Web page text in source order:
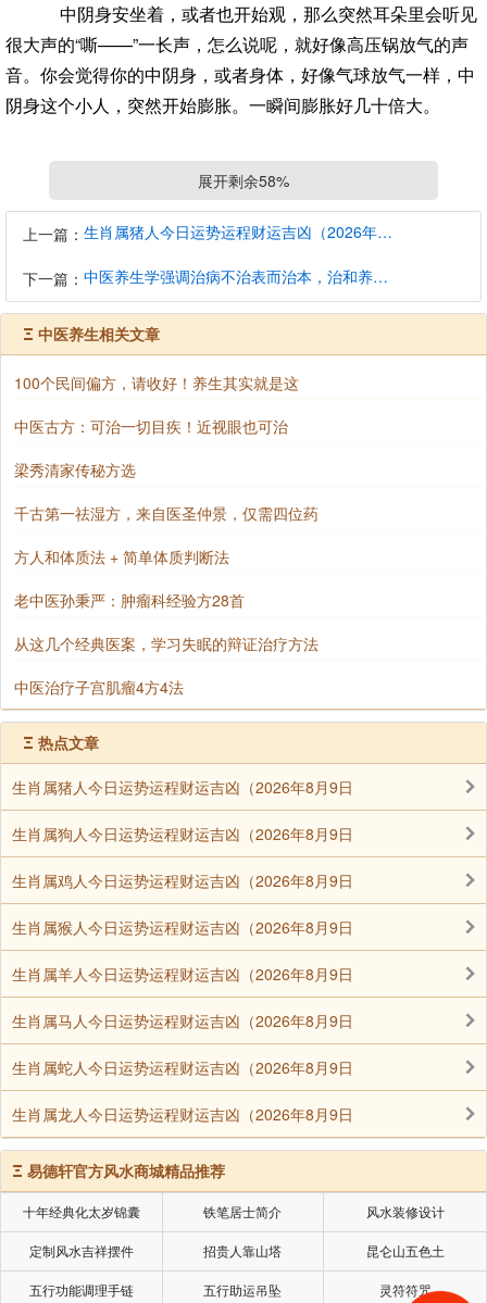
中阴身安坐着，或者也开始观，那么突然耳朵里会听见
很大声的“嘶——”一长声，怎么说呢，就好像高压锅放气的声
音。你会觉得你的中阴身，或者身体，好像气球放气一样，中
阴身这个小人，突然开始膨胀。一瞬间膨胀好几十倍大。
具体身心是什么感觉呢？就好像听到了一个这辈子听到
的最好笑的笑话，哈哈大笑的感觉，再说细一点的话，就是
你“|哈哈”，第一声“哈”出口时候的感觉。并且这个感受一直延
续。
一直沉浸在这一声哈当中，哪种舒畅的感觉一直不会减
退，会觉得好开心好开心。我敢说，这时候一定会是你人生中
感受到的最巅峰的快乐
很难形容，于是我要用第一人称了，我第一次进入这样
这样的动作，不过我身体的感觉确实是一下子膨胀好几倍，突
然出现了一个什么现象？就是我发现我自己突然变得十分高
只有我的膝盖那么高。
我觉得自己高耸入云，我低头能看见人们，小汽车都好
像蚂蚁一样在我脚边走来走去……自己突然变成一个发着光的
巨人的感觉。
这时候也会有一种错乱感，比如我公寓门前的草地，它
就是个草地而已，但是此刻我看着这个草地，发现尤其绿，也
不能说和平常有什么区别，但是就是平时见到的这些事物，此
刻特别让我高兴，觉得好美。好像一切都变得清透无比，发着
微微的光。还有一个现象，就是我发现所有的食物在眼前都有
点微微透明。甚至可以随意就看到别人在屋子里做什么事，并
且所有的生物都蒙着一层微微的光。这个光好像火焰一般的感
觉。
另外就是我在这个情况下，呆住了，不知道该干什么，
心里也没有特别想干的事情，感觉无欲无求，虽然我有身体的
感觉，并且这个身体高大得很，但是我丝毫没有任何想动的感
觉，不想坐下也不想走动。
展开剩余58%
上一篇： 生肖属猪人今日运势运程财运吉凶（2026年8月9日）详解查询
下一篇： 中医养生学强调治病不治表而治本，治和养兼顾是有必要的
Ξ 中医养生相关文章
100个民间偏方，请收好！养生其实就是这
中医古方：可治一切目疾！近视眼也可治
梁秀清家传秘方选
千古第一祛湿方，来自医圣仲景，仅需四位药
方人和体质法 + 简单体质判断法
老中医孙秉严：肿瘤科经验方28首
从这几个经典医案，学习失眠的辩证治疗方法
中医治疗子宫肌瘤4方4法
Ξ 热点文章
生肖属猪人今日运势运程财运吉凶（2026年8月9日
生肖属狗人今日运势运程财运吉凶（2026年8月9日
生肖属鸡人今日运势运程财运吉凶（2026年8月9日
生肖属猴人今日运势运程财运吉凶（2026年8月9日
生肖属羊人今日运势运程财运吉凶（2026年8月9日
生肖属马人今日运势运程财运吉凶（2026年8月9日
生肖属蛇人今日运势运程财运吉凶（2026年8月9日
生肖属龙人今日运势运程财运吉凶（2026年8月9日
Ξ 易德轩官方风水商城精品推荐
十年经典化太岁锦囊 铁笔居士简介 风水装修设计
定制风水吉祥摆件 招贵人靠山塔 昆仑山五色土
五行功能调理手链 五行助运吊坠 灵符符咒